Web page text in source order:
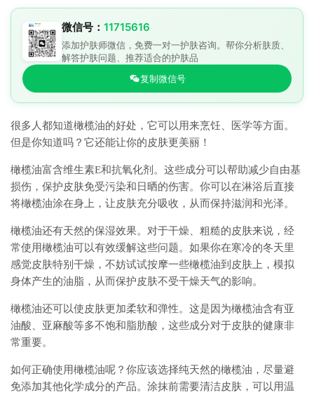
微信号： 11715616
添加护肤师微信，免费一对一护肤咨询。帮你分析肤质、
解答护肤问题、推荐适合的护肤品
复制微信号
很多人都知道橄榄油的好处，它可以用来烹饪、医学等方面。
但是你知道吗？它还能让你的皮肤更美丽！
橄榄油富含维生素E和抗氧化剂。这些成分可以帮助减少自由基
损伤，保护皮肤免受污染和日晒的伤害。你可以在淋浴后直接
将橄榄油涂在身上，让皮肤充分吸收，从而保持滋润和光泽。
橄榄油还有天然的保湿效果。对于干燥、粗糙的皮肤来说，经
常使用橄榄油可以有效缓解这些问题。如果你在寒冷的冬天里
感觉皮肤特别干燥，不妨试试按摩一些橄榄油到皮肤上，模拟
身体产生的油脂，从而保护皮肤不受干燥天气的影响。
橄榄油还可以使皮肤更加柔软和弹性。这是因为橄榄油含有亚
油酸、亚麻酸等多不饱和脂肪酸，这些成分对于皮肤的健康非
常重要。
如何正确使用橄榄油呢？你应该选择纯天然的橄榄油，尽量避
免添加其他化学成分的产品。涂抹前需要清洁皮肤，可以用温